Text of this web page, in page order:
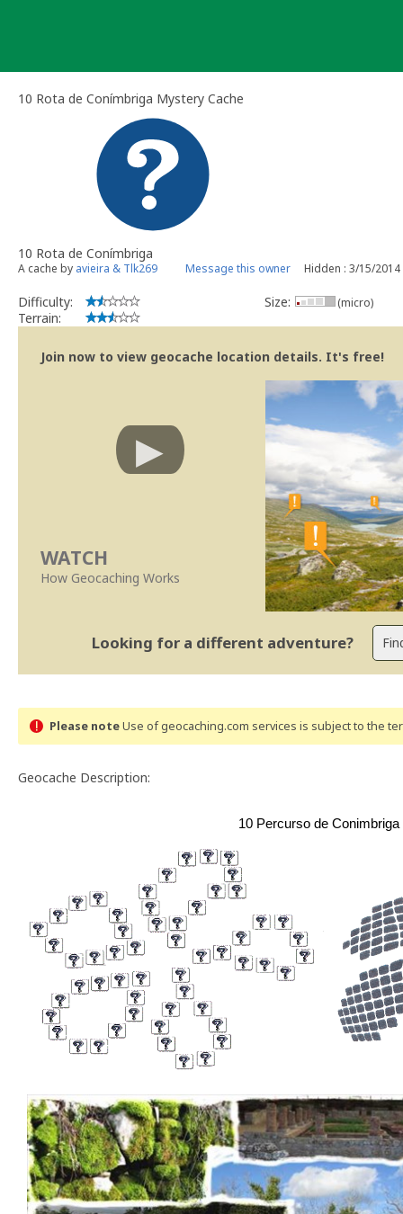
10 Rota de Conímbriga Mystery Cache
10 Rota de Conímbriga
A cache by avieira & Tlk269 Message this owner Hidden : 3/15/2014
Difficulty:
Terrain:
Size: (micro)
Join now to view geocache location details. It's free!
WATCH
How Geocaching Works
Looking for a different adventure?
Please noteUse of geocaching.com services is subject to the
Geocache Description:
10 Percurso de Conimbriga